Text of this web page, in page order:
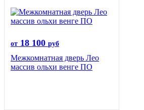
от 18 100 руб
Межкомнатная дверь Лео
массив ольхи венге ПО